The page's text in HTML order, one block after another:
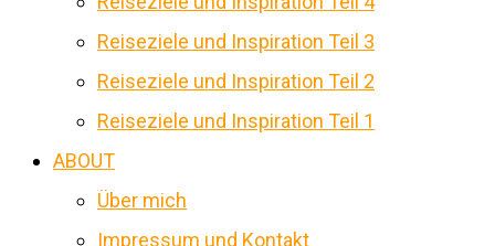
Reiseziele und Inspiration Teil 3
Reiseziele und Inspiration Teil 2
Reiseziele und Inspiration Teil 1
ABOUT
Über mich
Impressum und Kontakt